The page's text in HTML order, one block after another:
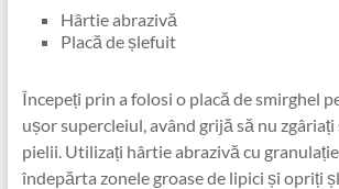
Hârtie abrazivă
Placă de șlefuit
Începeți prin a folosi o placă de smirghel
ușor supercleiul, având grijă să nu zgâriați
pielii. Utilizați hârtie abrazivă cu
îndepărta zonele groase de lipici și opriți